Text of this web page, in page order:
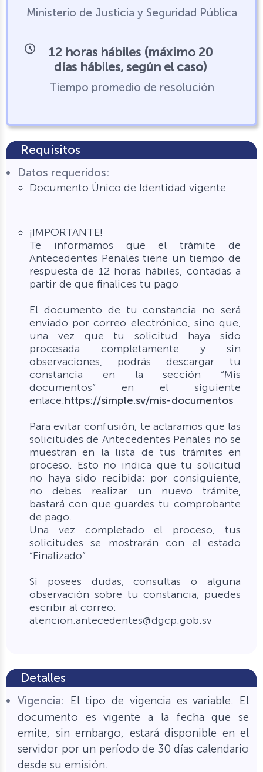
Ministerio de Justicia y Seguridad Pública
12 horas hábiles (máximo 20
días hábiles, según el caso)
Tiempo promedio de resolución
Requisitos
Datos requeridos:
Documento Único de Identidad vigente
¡IMPORTANTE!
Te informamos que el trámite de
Antecedentes Penales tiene un tiempo de
respuesta de 12 horas hábiles, contadas a
partir de que finalices tu pago
El documento de tu constancia no será
enviado por correo electrónico, sino que,
una vez que tu solicitud haya sido
procesada completamente y sin
observaciones, podrás descargar tu
constancia en la sección “Mis
documentos” en el siguiente
enlace:https://simple.sv/mis-documentos
Para evitar confusión, te aclaramos que las
solicitudes de Antecedentes Penales no se
muestran en la lista de tus trámites en
proceso. Esto no indica que tu solicitud
no haya sido recibida; por consiguiente,
no debes realizar un nuevo trámite,
bastará con que guardes tu comprobante
de pago.
Una vez completado el proceso, tus
solicitudes se mostrarán con el estado
“Finalizado”
Si posees dudas, consultas o alguna
observación sobre tu constancia, puedes
escribir al correo:
atencion.antecedentes@dgcp.gob.sv
Detalles
Vigencia: El tipo de vigencia es variable. El
documento es vigente a la fecha que se
emite, sin embargo, estará disponible en el
servidor por un período de 30 días calendario
desde su emisión.